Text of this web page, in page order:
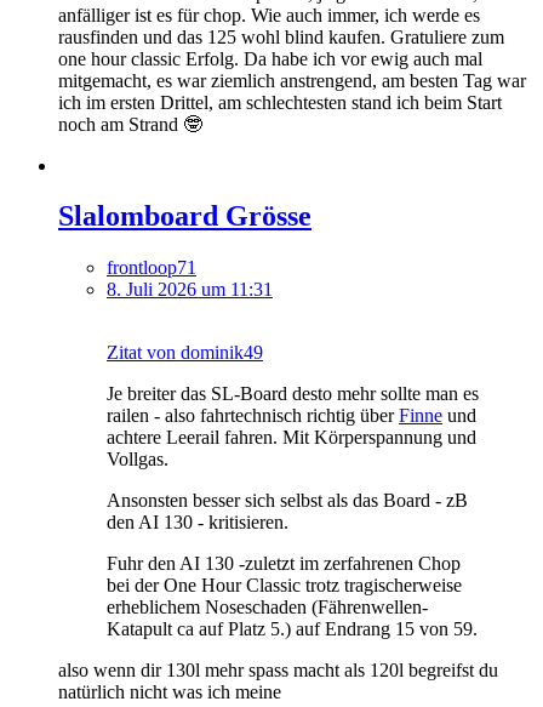
anfälliger ist es für chop. Wie auch immer, ich werde es
rausfinden und das 125 wohl blind kaufen. Gratuliere zum
one hour classic Erfolg. Da habe ich vor ewig auch mal
mitgemacht, es war ziemlich anstrengend, am besten Tag war
ich im ersten Drittel, am schlechtesten stand ich beim Start
noch am Strand 🤓
Slalomboard Grösse
frontloop71
8. Juli 2026 um 11:31
Zitat von dominik49
Je breiter das SL-Board desto mehr sollte man es
railen - also fahrtechnisch richtig überFinne und
achtere Leerail fahren. Mit Körperspannung und
Vollgas.
Ansonsten besser sich selbst als das Board - zB
den AI 130 - kritisieren.
Fuhr den AI 130 -zuletzt im zerfahrenen Chop
bei der One Hour Classic trotz tragischerweise
erheblichem Noseschaden (Fährenwellen-
Katapult ca auf Platz 5.) auf Endrang 15 von 59.
also wenn dir 130l mehr spass macht als 120l begreifst du
natürlich nicht was ich meine